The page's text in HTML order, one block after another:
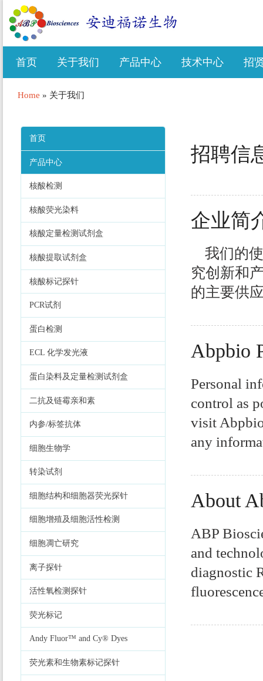
首页 关于我们 产品中心 技术中心 招
Home » 关于我们
首页
产品中心
核酸检测
核酸荧光染料
核酸定量检测试剂盒
核酸提取试剂盒
核酸标记探针
PCR试剂
蛋白检测
ECL 化学发光液
蛋白染料及定量检测试剂盒
二抗及链霉亲和素
内参/标签抗体
细胞生物学
转染试剂
细胞结构和细胞器荧光探针
细胞增殖及细胞活性检测
细胞凋亡研究
离子探针
活性氧检测探针
荧光标记
Andy Fluor™ and Cy® Dyes
荧光素和生物素标记探针
招聘信
企业简
我们的使
究创新和
的主要供
Abpbio
Personal
control as
visit
any
About
ABP
and
diagnostic